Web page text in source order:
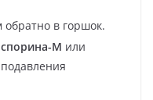
в горшок.
М или